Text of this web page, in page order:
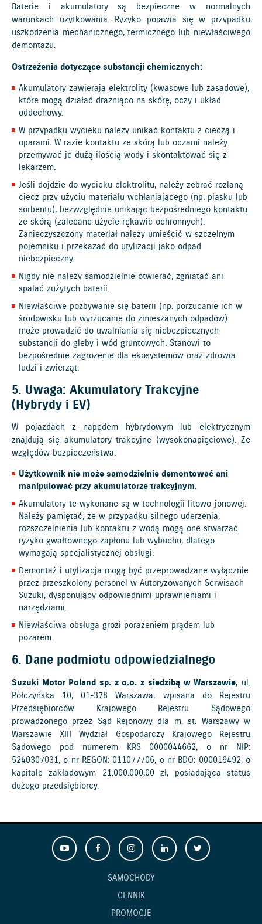
Baterie i akumulatory są bezpieczne w normalnych
warunkach użytkowania. Ryzyko pojawia się w przypadku
uszkodzenia mechanicznego, termicznego lub niewłaściwego
demontażu.
Ostrzeżenia dotyczące substancji chemicznych:
Akumulatory zawierają elektrolity (kwasowe lub zasadowe),
które mogą działać drażniąco na skórę, oczy i układ
oddechowy.
W przypadku wycieku należy unikać kontaktu z cieczą i
oparami. W razie kontaktu ze skórą lub oczami należy
przemywać je dużą ilością wody i skontaktować się z
lekarzem.
Jeśli dojdzie do wycieku elektrolitu, należy zebrać rozlaną
ciecz przy użyciu materiału wchłaniającego (np. piasku lub
sorbentu), bezwzględnie unikając bezpośredniego kontaktu
ze skórą (zalecane użycie rękawic ochronnych).
Zanieczyszczony materiał należy umieścić w szczelnym
pojemniku i przekazać do utylizacji jako odpad
niebezpieczny.
Nigdy nie należy samodzielnie otwierać, zgniatać ani
spalać zużytych baterii.
Niewłaściwe pozbywanie się baterii (np. porzucanie ich w
środowisku lub wyrzucanie do zmieszanych odpadów)
może prowadzić do uwalniania się niebezpiecznych
substancji do gleby i wód gruntowych. Stanowi to
bezpośrednie zagrożenie dla ekosystemów oraz zdrowia
ludzi i zwierząt.
5. Uwaga: Akumulatory Trakcyjne
(Hybrydy i EV)
W pojazdach z napędem hybrydowym lub elektrycznym
znajdują się akumulatory trakcyjne (wysokonapięciowe). Ze
względów bezpieczeństwa:
Użytkownik nie może samodzielnie demontować ani
manipulować przy akumulatorze trakcyjnym.
Akumulatory te wykonane są w technologii litowo-jonowej.
Należy pamiętać, że w przypadku silnego uderzenia,
rozszczelnienia lub kontaktu z wodą mogą one stwarzać
ryzyko gwałtownego zapłonu lub wybuchu, dlatego
wymagają specjalistycznej obsługi.
Demontaż i utylizacja mogą być przeprowadzane wyłącznie
przez przeszkolony personel w Autoryzowanych Serwisach
Suzuki, dysponujący odpowiednimi uprawnieniami i
narzędziami.
Niewłaściwa obsługa grozi porażeniem prądem lub
pożarem.
6. Dane podmiotu odpowiedzialnego
Suzuki Motor Poland sp. z o.o. z siedzibą w Warszawie, ul.
Połczyńska 10, 01-378 Warszawa, wpisana do Rejestru
Przedsiębiorców Krajowego Rejestru Sądowego
prowadzonego przez Sąd Rejonowy dla m. st. Warszawy w
Warszawie XIII Wydział Gospodarczy Krajowego Rejestru
Sądowego pod numerem KRS 0000044662, o nr NIP:
5240307031, o nr REGON: 011077706, o nr BDO: 000019492, o
kapitale zakładowym 21.000.000,00 zł, posiadająca status
dużego przedsiębiorcy.
SAMOCHODY
CENNIK
PROMOCJE